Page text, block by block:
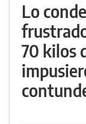
Lo
70 kilos